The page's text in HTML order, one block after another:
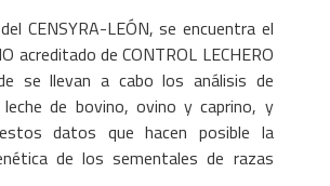
CENSYRA-LEÓN, se encuentra el
acreditado de CONTROL LECHERO
se llevan a cabo los análisis de
de bovino, ovino y caprino, y
datos que hacen posible la
de los sementales de razas